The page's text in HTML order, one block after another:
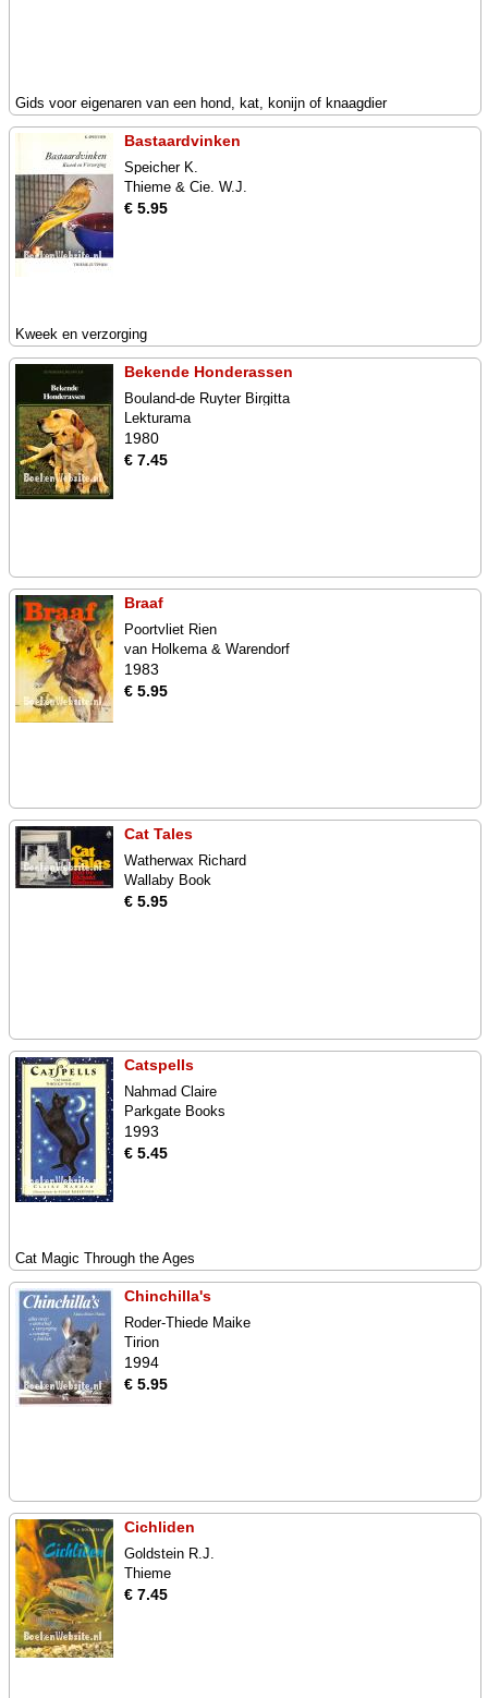
Gids voor eigenaren van een hond, kat, konijn of knaagdier
Bastaardvinken
Speicher K.
Thieme & Cie. W.J.
€ 5.95
Kweek en verzorging
Bekende Honderassen
Bouland-de Ruyter Birgitta
Lekturama
1980
€ 7.45
Braaf
Poortvliet Rien
van Holkema & Warendorf
1983
€ 5.95
Cat Tales
Watherwax Richard
Wallaby Book
€ 5.95
Catspells
Nahmad Claire
Parkgate Books
1993
€ 5.45
Cat Magic Through the Ages
Chinchilla's
Roder-Thiede Maike
Tirion
1994
€ 5.95
Cichliden
Goldstein R.J.
Thieme
€ 7.45